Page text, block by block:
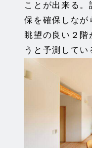
ことが出来る。
保を確保しなが
眺望の良い２階
うと予測してい